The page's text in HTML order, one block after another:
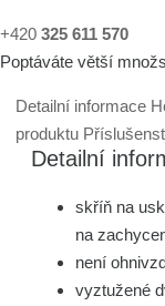
+420 325 611 570
Poptáváte větší
Detailní informace
produktu
Detailní
skříň na
na
není
vyztužené